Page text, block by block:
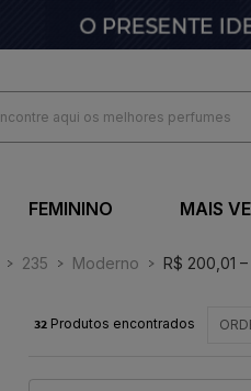
FEMININO MAIS
235 Moderno R$ 200,01
32 Produtos encontrados